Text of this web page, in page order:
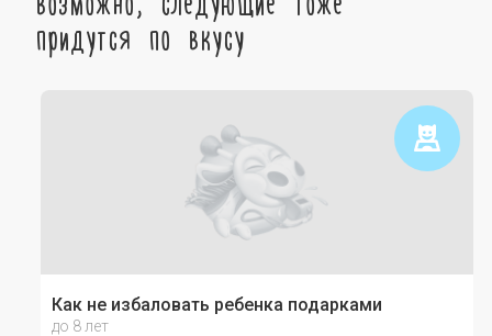
придутся по вкусу
Как не избаловать ребенка подарками
до 8 лет